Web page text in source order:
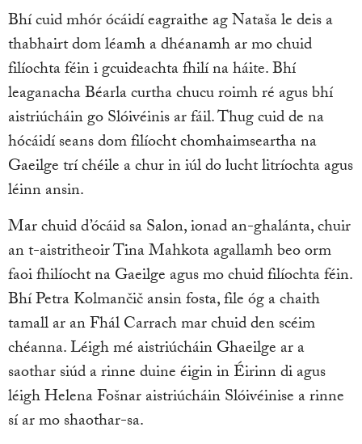
Bhí cuid mhór ócáidí eagraithe ag Nataša le deis a
thabhairt dom léamh a dhéanamh ar mo chuid
filíochta féin i gcuideachta fhilí na háite. Bhí
leaganacha Béarla curtha chucu roimh ré agus bhí
aistriúcháin go Slóivéinis ar fáil. Thug cuid de na
hócáidí seans dom filíocht chomhaimseartha na
Gaeilge trí chéile a chur in iúl do lucht litríochta agus
léinn ansin.
Mar chuid d’ócáid sa Salon, ionad an-ghalánta, chuir
an t-aistritheoir Tina Mahkota agallamh beo orm
faoi fhilíocht na Gaeilge agus mo chuid filíochta féin.
Bhí Petra Kolmančič ansin fosta, file óg a chaith
tamall ar an Fhál Carrach mar chuid den scéim
chéanna. Léigh mé aistriúcháin Ghaeilge ar a
saothar siúd a rinne duine éigin in Éirinn di agus
léigh Helena Fošnar aistriúcháin Slóivéinise a rinne
sí ar mo shaothar-sa.